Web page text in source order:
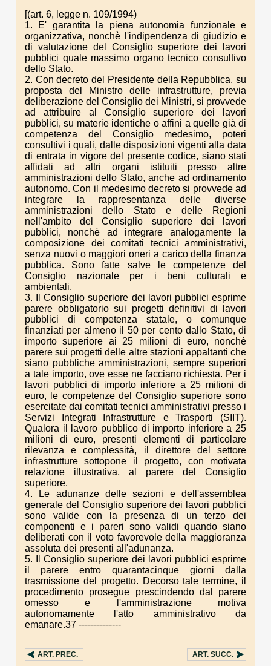
[(art. 6, legge n. 109/1994)
1. E' garantita la piena autonomia funzionale e
organizzativa, nonchè l'indipendenza di giudizio e
di valutazione del Consiglio superiore dei lavori
pubblici quale massimo organo tecnico consultivo
dello Stato.
2. Con decreto del Presidente della Repubblica, su
proposta del Ministro delle infrastrutture, previa
deliberazione del Consiglio dei Ministri, si provvede
ad attribuire al Consiglio superiore dei lavori
pubblici, su materie identiche o affini a quelle già di
competenza del Consiglio medesimo, poteri
consultivi i quali, dalle disposizioni vigenti alla data
di entrata in vigore del presente codice, siano stati
affidati ad altri organi istituiti presso altre
amministrazioni dello Stato, anche ad ordinamento
autonomo. Con il medesimo decreto si provvede ad
integrare la rappresentanza delle diverse
amministrazioni dello Stato e delle Regioni
nell'ambito del Consiglio superiore dei lavori
pubblici, nonchè ad integrare analogamente la
composizione dei comitati tecnici amministrativi,
senza nuovi o maggiori oneri a carico della finanza
pubblica. Sono fatte salve le competenze del
Consiglio nazionale per i beni culturali e
ambientali.
3. Il Consiglio superiore dei lavori pubblici esprime
parere obbligatorio sui progetti definitivi di lavori
pubblici di competenza statale, o comunque
finanziati per almeno il 50 per cento dallo Stato, di
importo superiore ai 25 milioni di euro, nonchè
parere sui progetti delle altre stazioni appaltanti che
siano pubbliche amministrazioni, sempre superiori
a tale importo, ove esse ne facciano richiesta. Per i
lavori pubblici di importo inferiore a 25 milioni di
euro, le competenze del Consiglio superiore sono
esercitate dai comitati tecnici amministrativi presso i
Servizi Integrati Infrastrutture e Trasporti (SIIT).
Qualora il lavoro pubblico di importo inferiore a 25
milioni di euro, presenti elementi di particolare
rilevanza e complessità, il direttore del settore
infrastrutture sottopone il progetto, con motivata
relazione illustrativa, al parere del Consiglio
superiore.
4. Le adunanze delle sezioni e dell'assemblea
generale del Consiglio superiore dei lavori pubblici
sono valide con la presenza di un terzo dei
componenti e i pareri sono validi quando siano
deliberati con il voto favorevole della maggioranza
assoluta dei presenti all'adunanza.
5. Il Consiglio superiore dei lavori pubblici esprime
il parere entro quarantacinque giorni dalla
trasmissione del progetto. Decorso tale termine, il
procedimento prosegue prescindendo dal parere
omesso e l'amministrazione motiva
autonomamente l'atto amministrativo da
emanare.37 --------------
ART. PREC. ART. SUCC.